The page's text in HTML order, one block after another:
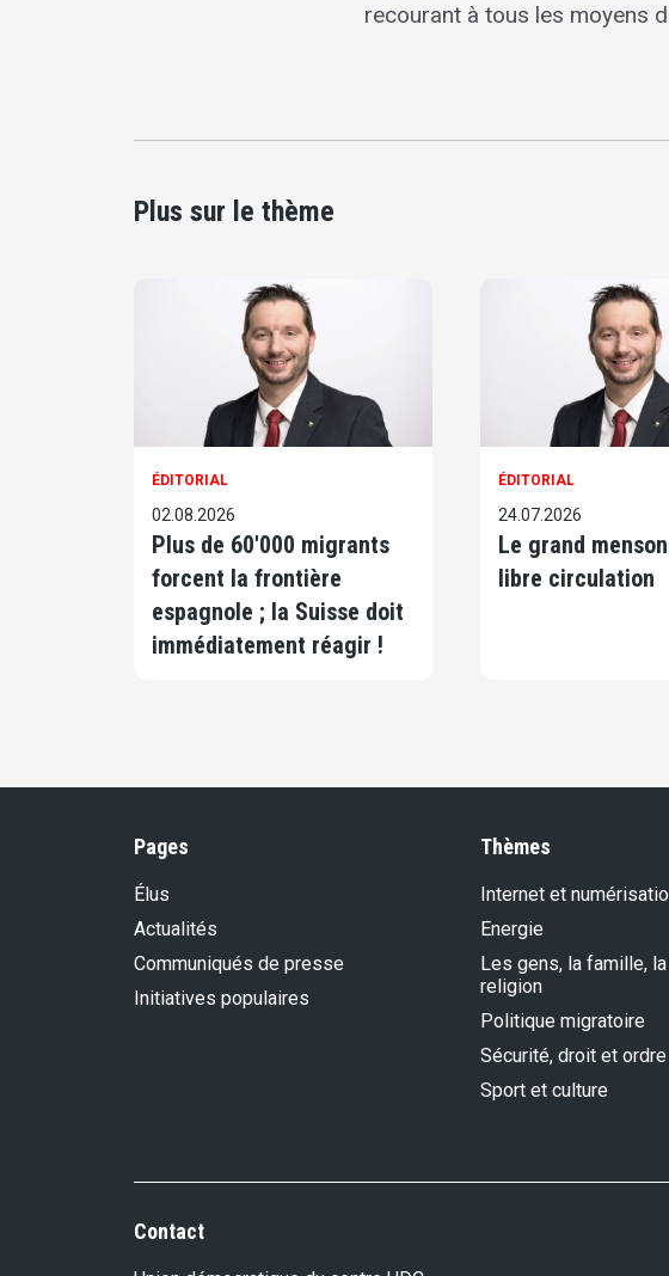
recourant à tous les moyens
Plus sur le thème
ÉDITORIAL
02.08.2026
Plus de 60'000 migrants
forcent la frontière
espagnole ; la Suisse doit
immédiatement réagir !
ÉDITORIAL
24.07.2026
Le grand
libre circulation
Pages
Élus
Actualités
Communiqués de presse
Initiatives populaires
Thèmes
Internet et
Energie
Les gens, la famille,
religion
Politique migratoire
Sécurité, droit et ordre
Sport et culture
Contact